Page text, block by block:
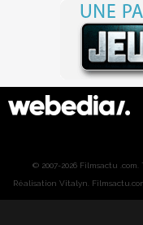
© 2007-2026 Filmsactu
Réalisation Vitalyn . Filmsactu